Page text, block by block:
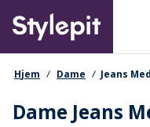
main
content
Primary
navigationssti
Hjem Dame Jeans
Dame Jeans